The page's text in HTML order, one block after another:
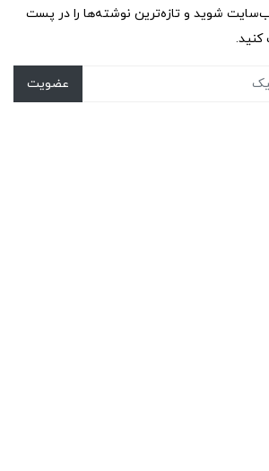
شوید و تازه‌ترین نوشته‌ها را در پست
کنید.
عضویت